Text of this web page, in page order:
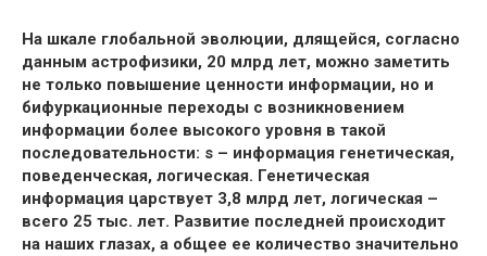
На шкале глобальной эволюции, длящейся, согласно
данным астрофизики, 20 млрд лет, можно заметить
не только повышение ценности информации, но и
бифуркационные переходы с возникновением
информации более высокого уровня в такой
последовательности: s – информация генетическая,
поведенческая, логическая. Генетическая
информация царствует 3,8 млрд лет, логическая –
всего 25 тыс. лет. Развитие последней происходит
на наших глазах, а общее ее количество значительно